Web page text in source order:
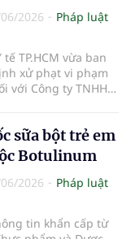
2026
Pháp luật
tế TP.HCM vừa ban
xử phạt vi phạm
với Công ty TNHH
chữa bệnh khi chưa
phép hoạt động
của pháp luật.
sữa bột trẻ em
Botulinum
2026
Pháp luật
tin khẩn cấp từ